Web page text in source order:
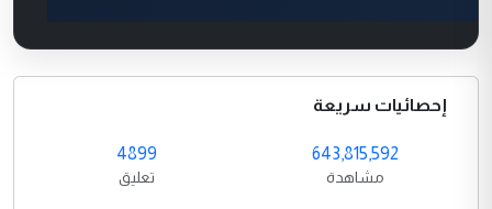
إحصائيات سريعة
643,815,592
مشاهدة
4899
تعليق